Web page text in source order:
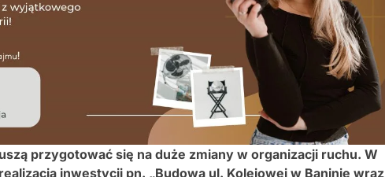
przygotować się na duże zmiany w organizacji ruchu. W
inwestycji pn. „Budowa ul. Kolejowej w Baninie wraz